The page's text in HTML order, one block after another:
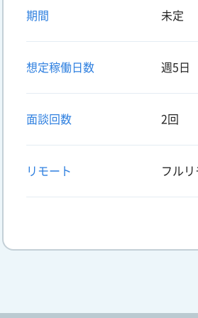
期間 未定
想定稼働日数 週5日
面談回数 2回
リモート フル